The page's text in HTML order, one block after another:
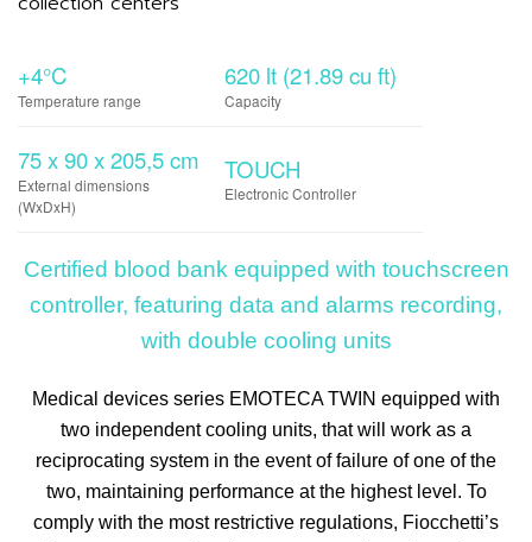
+4°C
Temperature range
620 lt (21.89 cu ft)
Capacity
75 x 90 x 205,5 cm
External dimensions
(WxDxH)
TOUCH
Electronic Controller
Certified blood bank equipped with touchscreen
controller, featuring data and alarms recording,
with double cooling units
Medical devices series EMOTECA TWIN equipped with
two independent cooling units, that will work as a
reciprocating system in the event of failure of one of the
two, maintaining performance at the highest level. To
comply with the most restrictive regulations, Fiocchetti’s